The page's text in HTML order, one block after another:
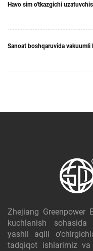
Havo sim o'tkazgichi
Sanoat boshqaruvida
Zhejiang Greenpower
kuchlanish
yashil aqlli
tadqiqot ishlarimiz